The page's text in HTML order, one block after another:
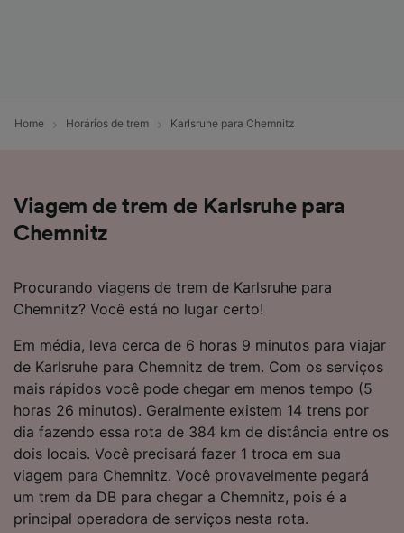
Home Horários de trem Karlsruhe para Chemnitz
Viagem de trem de Karlsruhe para
Chemnitz
Procurando viagens de trem de Karlsruhe para
Chemnitz? Você está no lugar certo!
Em média, leva cerca de 6 horas 9 minutos para viajar
de Karlsruhe para Chemnitz de trem. Com os serviços
mais rápidos você pode chegar em menos tempo (5
horas 26 minutos). Geralmente existem 14 trens por
dia fazendo essa rota de 384 km de distância entre os
dois locais. Você precisará fazer 1 troca em sua
viagem para Chemnitz. Você provavelmente pegará
um trem da DB para chegar a Chemnitz, pois é a
principal operadora de serviços nesta rota.